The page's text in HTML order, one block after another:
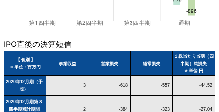
IPO直後の決算短信
【 個別 】
※ 単位：百万円
事業収益 営業損失 経常損失
１株当たり当期（四
半期）純損失
※ 単位:円
2020年12月期（予
想）
3 -618 -557 -44.52
2020年12月期第３
四半期累計期間
2 -384 -323 -27.04